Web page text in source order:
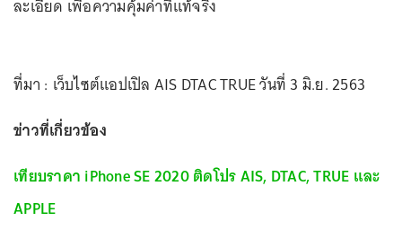
ละเอียด เพื่อความคุ้มค่าที่แท้จริง
ที่มา : เว็บไซต์แอปเปิล AIS DTAC TRUE วันที่ 3 มิ.ย. 2563
ข่าวที่เกี่ยวข้อง
เทียบราคา iPhone SE 2020 ติดโปร AIS, DTAC, TRUE และ
APPLE